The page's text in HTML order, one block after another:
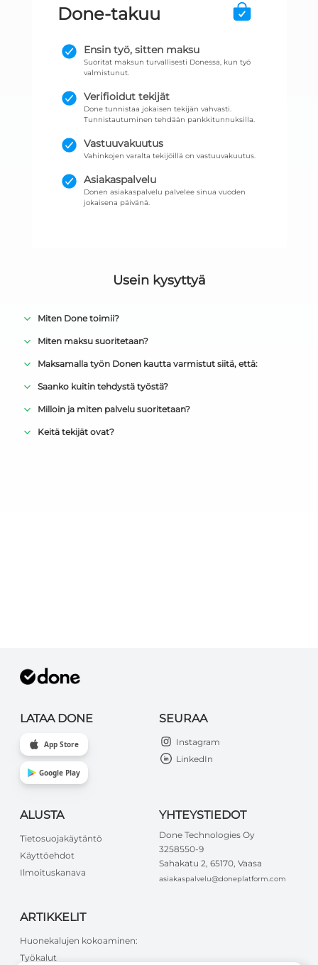
Done-takuu
Ensin työ, sitten maksu
Suoritat maksun turvallisesti Donessa, kun työ
valmistunut.
Verifioidut tekijät
Done tunnistaa jokaisen tekijän vahvasti.
Tunnistautuminen tehdään pankkitunnuksilla.
Vastuuvakuutus
Vahinkojen varalta tekijöillä on vastuuvakuutus.
Asiakaspalvelu
Donen asiakaspalvelu palvelee sinua vuoden
jokaisena päivänä.
Usein kysyttyä
Miten Done toimii?
Miten maksu suoritetaan?
Maksamalla työn Donen kautta varmistut siitä, että:
Saanko kuitin tehdystä työstä?
Milloin ja miten palvelu suoritetaan?
Keitä tekijät ovat?
LATAA DONE
App Store
Google Play
SEURAA
Instagram
LinkedIn
ALUSTA
Tietosuojakäytäntö
Käyttöehdot
Ilmoituskanava
YHTEYSTIEDOT
Done Technologies Oy
3258550-9
Sahakatu 2, 65170, Vaasa
asiakaspalvelu@doneplatform.com
ARTIKKELIT
Huonekalujen kokoaminen:
Työkalut